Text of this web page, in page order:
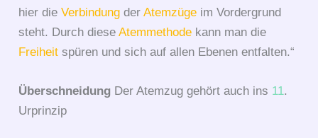
hier dieVerbindung derAtemzüge im Vordergrund
steht. Durch dieseAtemmethode kann man die
Freiheit spüren und sich auf allen Ebenen entfalten.“
Überschneidung Der Atemzug gehört auch ins 11.
Urprinzip